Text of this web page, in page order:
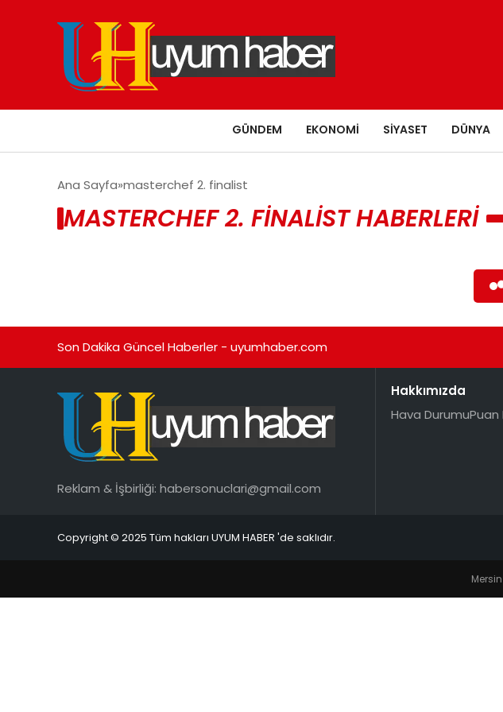
GÜNDEM EKONOMI SIYASET DÜNYA
Ana Sayfa masterchef 2. finalist
MASTERCHEF 2. FINALIST HABERLERI
Son Dakika Güncel Haberler - uyumhaber.com
Reklam & İşbirliği: habersonuclari@gmail.com
Hakkımızda
Hava DurumuPuan
Copyright © 2025 Tüm hakları UYUM HABER 'de saklıdır.